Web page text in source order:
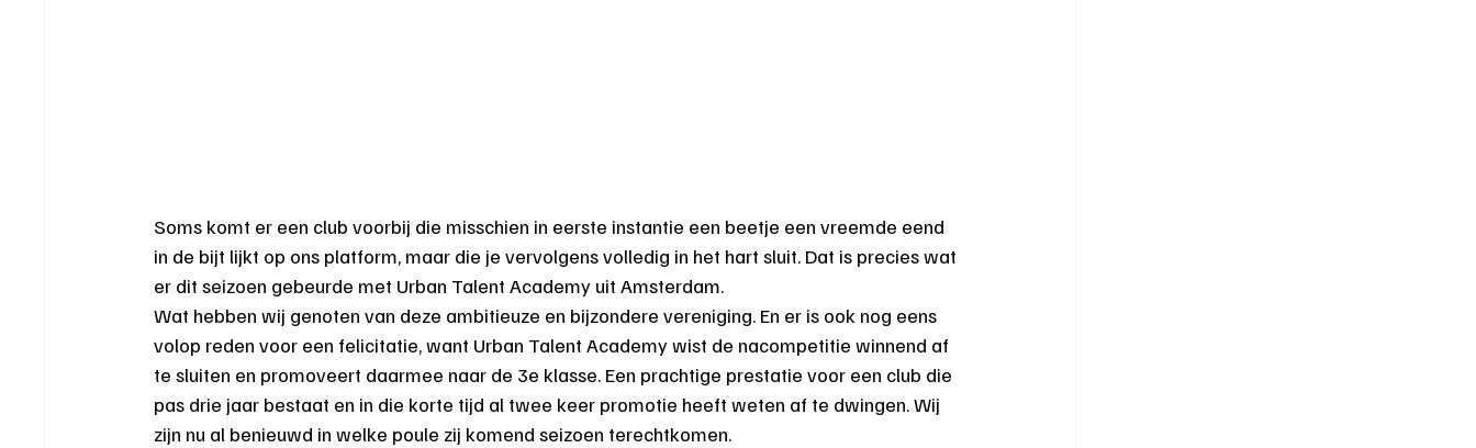
Soms komt er een club voorbij die misschien in eerste instantie een beetje een vreemde eend
in de bijt lijkt op ons platform, maar die je vervolgens volledig in het hart sluit. Dat is precies wat
er dit seizoen gebeurde met Urban Talent Academy uit Amsterdam.
Wat hebben wij genoten van deze ambitieuze en bijzondere vereniging. En er is ook nog eens
volop reden voor een felicitatie, want Urban Talent Academy wist de nacompetitie winnend af
te sluiten en promoveert daarmee naar de 3e klasse. Een prachtige prestatie voor een club die
pas drie jaar bestaat en in die korte tijd al twee keer promotie heeft weten af te dwingen. Wij
zijn nu al benieuwd in welke poule zij komend seizoen terechtkomen.